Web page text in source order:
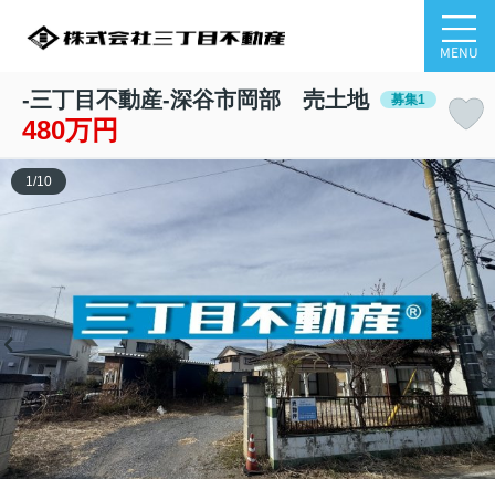
MENU
-三丁目不動産-深谷市岡部 売土地 募集1
480万円
1 /10